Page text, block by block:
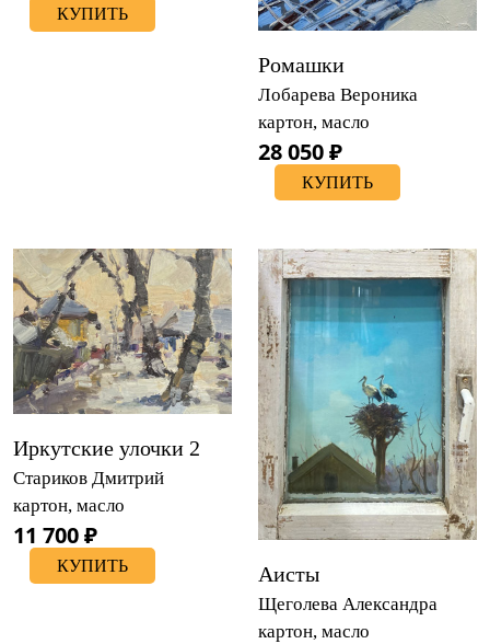
КУПИТЬ
Ромашки
Лобарева Вероника
картон, масло
28 050 ₽
КУПИТЬ
Иркутские улочки 2
Стариков Дмитрий
картон, масло
11 700 ₽
КУПИТЬ Аисты
Щеголева Александра
картон, масло